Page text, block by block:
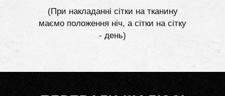
(При накладанні сітки на тканину
маємо положення ніч, а сітки на сітку
- день)